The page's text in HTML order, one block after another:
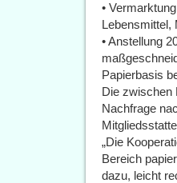
•
Lebensmittel,
• Anstellung
Papierbasis
Die zwischen
Nachfrage
„Die
Bereich
dazu, leicht